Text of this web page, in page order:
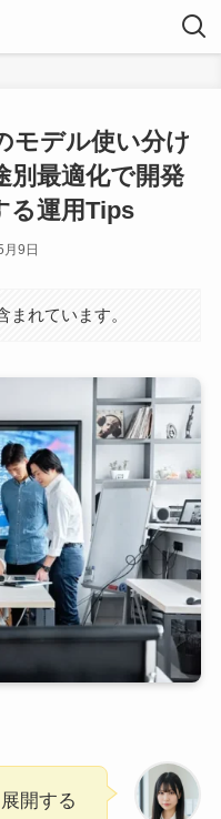
モデル使い分け
別最適化で開発
る運用Tips
9日
れています。
開する